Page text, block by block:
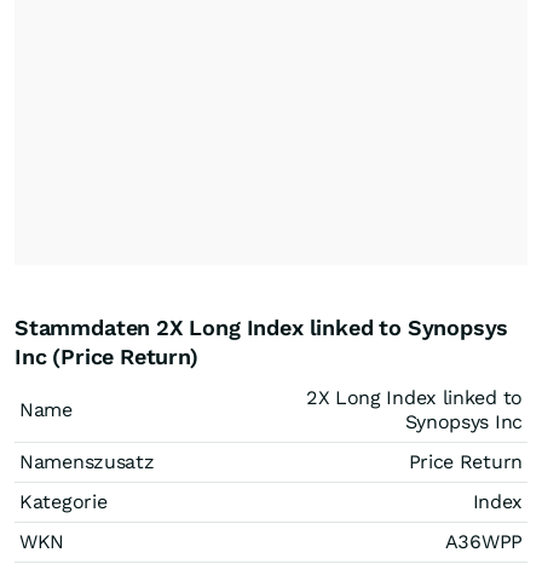
Stammdaten 2X Long Index linked to Synopsys
Inc (Price Return)
Name
2X Long Index linked to
Synopsys Inc
Namenszusatz
Price Return
Kategorie
Index
WKN
A36WPP